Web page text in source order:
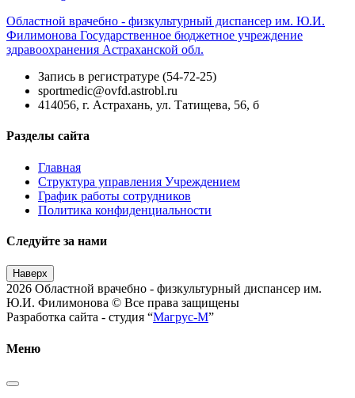
Областной врачебно - физкультурный диспансер им. Ю.И.
Филимонова Государственное бюджетное учреждение
здравоохранения Астраханской обл.
Запись в регистратуре (54-72-25)
sportmedic@ovfd.astrobl.ru
414056, г. Астрахань, ул. Татищева, 56, б
Разделы сайта
Главная
Структура управления Учреждением
График работы сотрудников
Политика конфиденциальности
Следуйте за нами
Наверх
2026 Областной врачебно - физкультурный диспансер им.
Ю.И. Филимонова © Все права защищены
Разработка сайта - студия “Магрус-М”
Меню